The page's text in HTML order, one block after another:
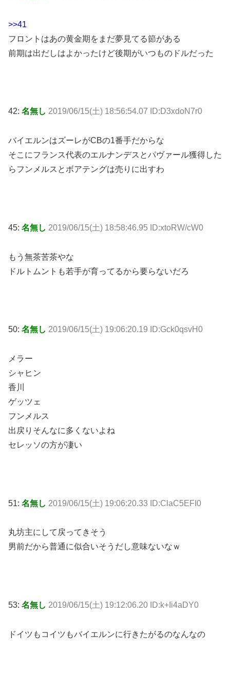
>>41
フロントはあの黄金期をまだ夢見てる節がある
前期は出だしはよかったけど後期がいつものドルだった
42: 名無し 2019/06/15(土) 18:56:54.07 ID:D3xdoN7r0
バイエルンはズーレがCBの1番手だからな
そこにフランス代表のエルナンデスとパヴァール獲得した
らフンメルスとボアテングは売りに出すわ
45: 名無し 2019/06/15(土) 18:58:46.95 ID:xtoRW/cW0
もう無茶苦茶やな
ドルトムントも若手が育ってるから要らないだろ
50: 名無し 2019/06/15(土) 19:06:20.19 ID:Gck0qsvH0
メラー
シャヒン
香川
ゲッツェ
フンメルス
出戻りそんなに多くないよね
セレッソの方が凄い
51: 名無し 2019/06/15(土) 19:06:20.33 ID:ClaC5EFI0
丸坊主にして戻ってきそう
男前だから普通に似合いそうだし意味ないなｗ
53: 名無し 2019/06/15(土) 19:12:06.20 ID:k+Ii4aDY0
ドイツもコイツもバイエルンに行きたがるのなんなの